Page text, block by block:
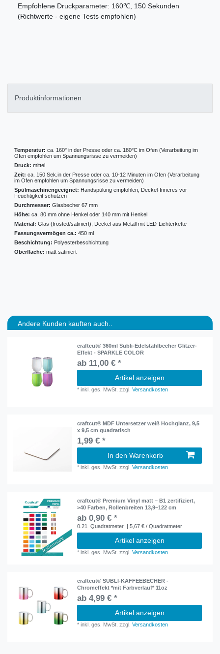
Empfohlene Druckparameter: 160℃, 150 Sekunden
(Richtwerte - eigene Tests empfohlen)
Produktinformationen
Temperatur: ca. 160° in der Presse oder ca. 180°C im Ofen (Verarbeitung im
Ofen empfohlen um Spannungsrisse zu vermeiden)
Druck: mittel
Zeit: ca. 150 Sek.in der Presse oder ca. 10-12 Minuten im Ofen (Verarbeitung
im Ofen empfohlen um Spannungsrisse zu vermeiden)
Spülmaschinengeeignet: Handspülung empfohlen, Deckel-Inneres vor
Feuchtigkeit schützen
Durchmesser: Glasbecher 67 mm
Höhe: ca. 80 mm ohne Henkel oder 140 mm mit Henkel
Material: Glas (frosted/satiniert), Deckel aus Metall mit LED-Lichterkette
Fassungsvermögen ca.: 450 ml
Beschichtung: Polyesterbeschichtung
Oberfläche: matt satiniert
Andere Kunden kauften auch..
craftcut® 360ml Subli-Edelstahlbecher Glitzer-
Effekt - SPARKLE COLOR
ab 11,00 € *
Artikel anzeigen
*inkl. ges. MwSt. zzgl.Versandkosten
craftcut® MDF Untersetzer weiß Hochglanz, 9,5
x 9,5 cm quadratisch
1,99 € *
In den Warenkorb
*inkl. ges. MwSt. zzgl.Versandkosten
craftcut® Premium Vinyl matt – B1 zertifiziert,
>40 Farben, Rollenbreiten 13,9–122 cm
ab 0,90 € *
0.21 Quadratmeter | 5,67 € / Quadratmeter
Artikel anzeigen
*inkl. ges. MwSt. zzgl.Versandkosten
craftcut® SUBLI-KAFFEEBECHER -
Chromeffekt *mit Farbverlauf* 11oz
ab 4,99 € *
Artikel anzeigen
*inkl. ges. MwSt. zzgl.Versandkosten